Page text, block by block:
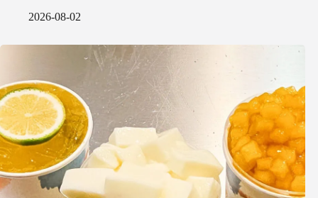
2026-08-02